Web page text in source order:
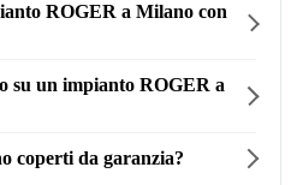
ROGER a Milano con
su un impianto ROGER a
coperti da garanzia?